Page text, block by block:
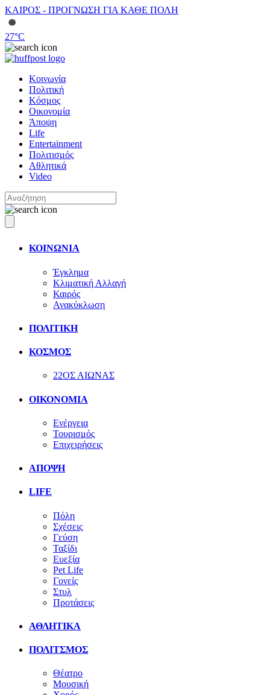
ΚΑΙΡΟΣ - ΠΡΟΓΝΩΣΗ ΓΙΑ ΚΑΘΕ ΠΟΛΗ
27°C
Κοινωνία
Πολιτική
Κόσμος
Οικονομία
Άποψη
Life
Entertainment
Πολιτισμός
Αθλητικά
Video
ΚΟΙΝΩΝΙΑ
Έγκλημα
Κλιματική Αλλαγή
Καιρός
Ανακύκλωση
ΠΟΛΙΤΙΚΗ
ΚΟΣΜΟΣ
22ΟΣ ΑΙΩΝΑΣ
ΟΙΚΟΝΟΜΙΑ
Ενέργεια
Τουρισμός
Επιχειρήσεις
ΑΠΟΨΗ
LIFE
Πόλη
Σχέσεις
Γεύση
Ταξίδι
Ευεξία
Pet Life
Γονείς
Στυλ
Προτάσεις
ΑΘΛΗΤΙΚΑ
ΠΟΛΙΤΣΜΟΣ
Θέατρο
Μουσική